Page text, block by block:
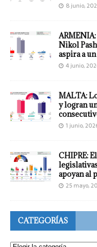
8 junio,
Nikol
aspira a
4 junio,
MALTA:
y logran
1 junio,
CHIPRE:
apoyan al
25 mayo,
CATEGORÍAS